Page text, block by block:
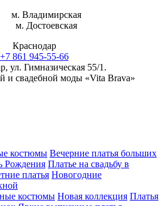
м. Владимирская
м. Достоевская
Краснодар
+7 861 945-55-66
ул. Гимназическая 55/1.
и свадебной моды «Vita Brava»
костюмы Вечерние платья больших
Рождения Платье на свадьбу в
платья Новогодние
костюмы Новая коллекция Платья